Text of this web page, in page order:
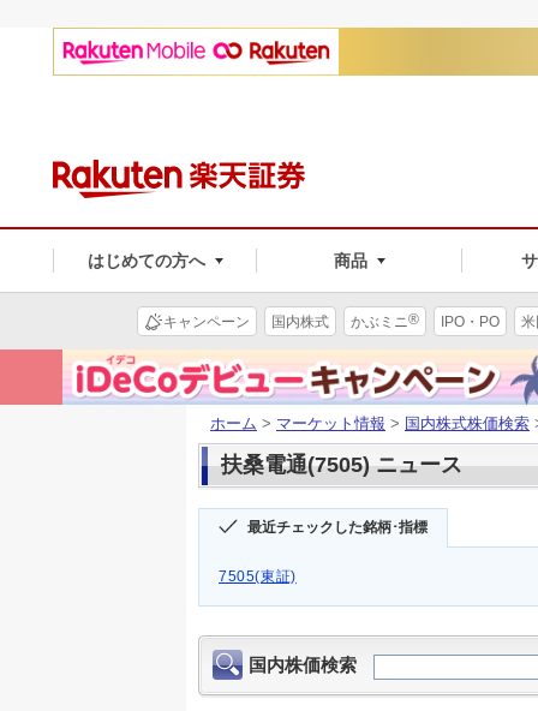
はじめての方へ 商品
キャンペーン 国内株式 かぶミニ® IPO・PO
ホーム > マーケット情報 > 国内株式株価検索
扶桑電通(7505) ニュース
最近チェックした銘柄･指標
7505(東証)